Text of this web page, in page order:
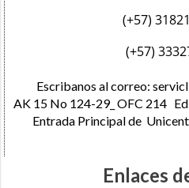
(+57)
(+57)
Escribanos al correo:
AK 15 No 124-29_ OFC 214
Entrada Principal de
Enlaces